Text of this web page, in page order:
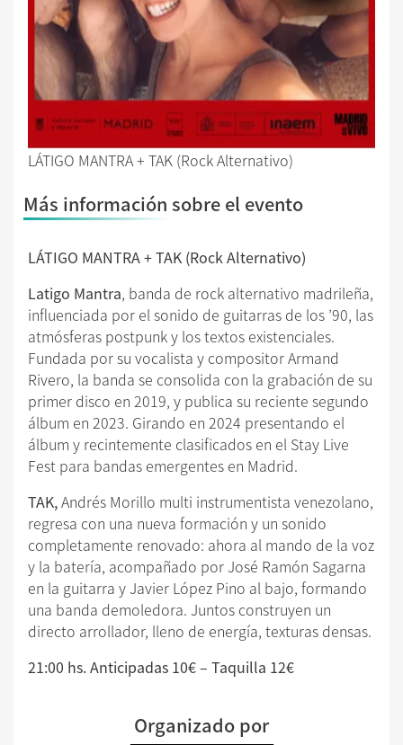
LÁTIGO MANTRA + TAK (Rock Alternativo)
Más información sobre el evento
LÁTIGO MANTRA + TAK (Rock Alternativo)
Latigo Mantra, banda de rock alternativo madrileña,
influenciada por el sonido de guitarras de los ’90, las
atmósferas postpunk y los textos existenciales.
Fundada por su vocalista y compositor Armand
Rivero, la banda se consolida con la grabación de su
primer disco en 2019, y publica su reciente segundo
álbum en 2023. Girando en 2024 presentando el
álbum y recintemente clasificados en el Stay Live
Fest para bandas emergentes en Madrid.
TAK,Andrés Morillo multi instrumentista venezolano,
regresa con una nueva formación y un sonido
completamente renovado: ahora al mando de la voz
y la batería, acompañado por José Ramón Sagarna
en la guitarra y Javier López Pino al bajo, formando
una banda demoledora. Juntos construyen un
directo arrollador, lleno de energía, texturas densas.
21:00 hs. Anticipadas 10€ – Taquilla 12€
Organizado por